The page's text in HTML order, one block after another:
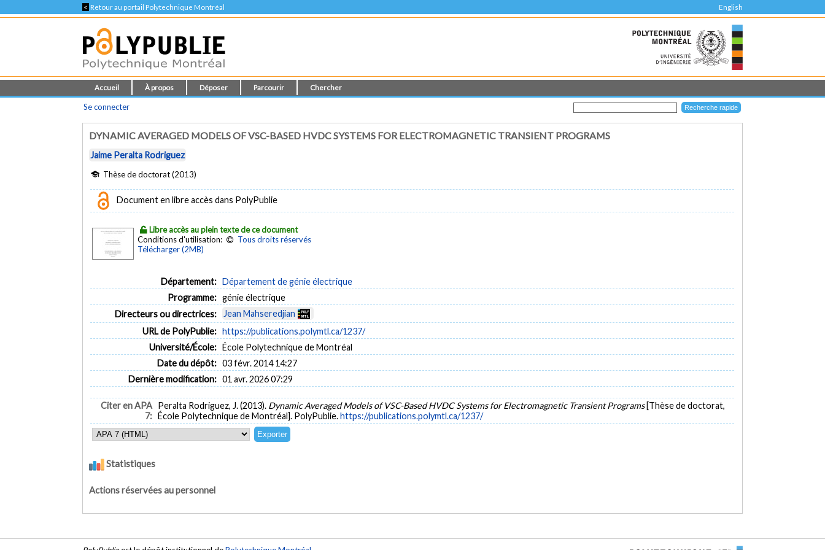
< Retour au portail Polytechnique Montréal English
Accueil À propos Déposer Parcourir Chercher
Se connecter
DYNAMIC AVERAGED MODELS OF VSC-BASED HVDC SYSTEMS FOR ELECTROMAGNETIC TRANSIENT PROGRAMS
Jaime Peralta Rodriguez
Thèse de doctorat (2013)
Document en libre accès dans PolyPublie
Libre accès au plein texte de ce document
Conditions d'utilisation:
Tous droits réservés
Télécharger (2MB)
Département: Département de génie électrique
Programme: génie électrique
Directeurs ou directrices:
Jean Mahseredjian
URL de PolyPublie: https://publications.polymtl.ca/1237/
Université/École: École Polytechnique de Montréal
Date du dépôt: 03 févr. 2014 14:27
Dernière modification: 01 avr. 2026 07:29
Citer en APA
7:
Peralta Rodriguez, J. (2013). Dynamic Averaged Models of VSC-Based HVDC Systems for Electromagnetic Transient Programs [Thèse de doctorat,
École Polytechnique de Montréal]. PolyPublie.https://publications.polymtl.ca/1237/
Statistiques
Actions réservées au personnel